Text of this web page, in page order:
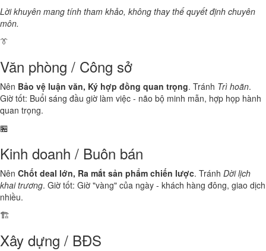
Lời khuyên mang tính tham khảo, không thay thế quyết định chuyên
môn.
👔
Văn phòng / Công sở
Nên Bảo vệ luận văn, Ký hợp đồng quan trọng. Tránh Trì hoãn.
Giờ tốt: Buổi sáng đầu giờ làm việc - não bộ minh mẫn, hợp họp hành
quan trọng.
🏪
Kinh doanh / Buôn bán
Nên Chốt deal lớn, Ra mắt sản phẩm chiến lược. Tránh Dời lịch
khai trương. Giờ tốt: Giờ "vàng" của ngày - khách hàng đông, giao dịch
nhiều.
🏗️
Xây dựng / BĐS